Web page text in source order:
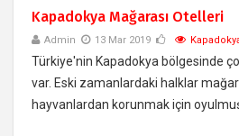
​Kapadokya Mağarası Otelleri
Admin 13 Mar 2019
Türkiye'nin Kapadokya bölgesinde
var. Eski zamanlardaki halklar
hayvanlardan korunmak için